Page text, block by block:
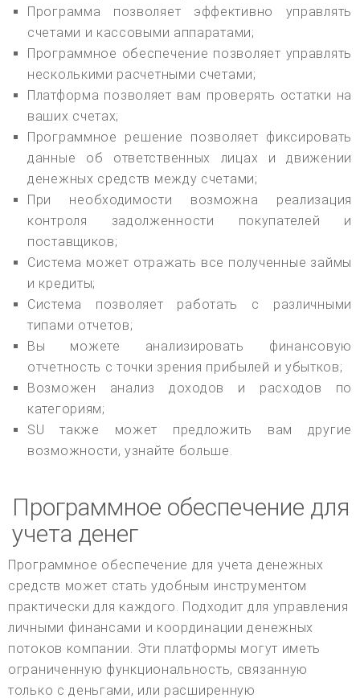
Программа позволяет эффективно управлять
счетами и кассовыми аппаратами;
Программное обеспечение позволяет управлять
несколькими расчетными счетами;
Платформа позволяет вам проверять остатки на
ваших счетах;
Программное решение позволяет фиксировать
данные об ответственных лицах и движении
денежных средств между счетами;
При необходимости возможна реализация
контроля задолженности покупателей и
поставщиков;
Система может отражать все полученные займы
и кредиты;
Система позволяет работать с различными
типами отчетов;
Вы можете анализировать финансовую
отчетность с точки зрения прибылей и убытков;
Возможен анализ доходов и расходов по
категориям;
SU также может предложить вам другие
возможности, узнайте больше.
Программное обеспечение для
учета денег
Программное обеспечение для учета денежных
средств может стать удобным инструментом
практически для каждого. Подходит для управления
личными финансами и координации денежных
потоков компании. Эти платформы могут иметь
ограниченную функциональность, связанную
только с деньгами, или расширенную